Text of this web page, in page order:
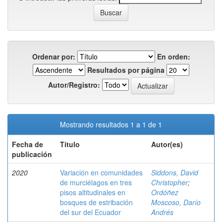
Ordenar por:
En orden:
Resultados por página
Autor/Registro:
Mostrando resultados 1 a 1 de 1
Fecha de
publicación
Título Autor(es)
2020
Variación en comunidades
de murciélagos en tres
pisos altitudinales en
bosques de estribación
del sur del Ecuador
Siddons, David
Christopher;
Ordóñez
Moscoso, Darío
Andrés